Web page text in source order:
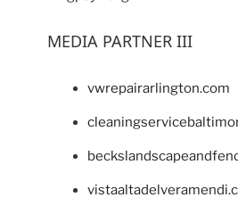
MEDIA PARTNER III
vwrepairarlington.com